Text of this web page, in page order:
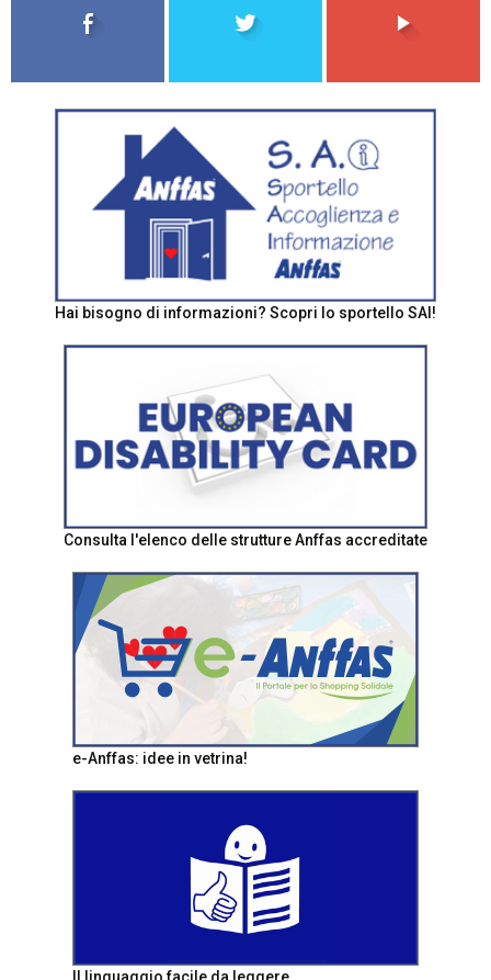
Hai bisogno di informazioni? Scopri lo sportello SAI!
Consulta l'elenco delle strutture Anffas accreditate
e-Anffas: idee in vetrina!